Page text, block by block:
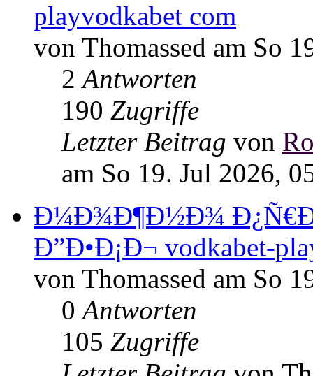
playvodkabet com
von Thomassed am So
2Antworten
190 Zugriffe
Letzter Beitrag von
am So 19. Jul 2026,
Ð¼Ð¾Ð¶Ð½Ð¾
Ð”Ð•Ð¡Ð¬ vodkabet-
von Thomassed am So
0Antworten
105 Zugriffe